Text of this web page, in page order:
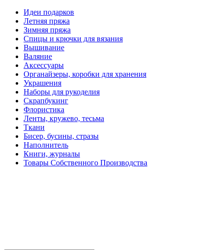
Идеи подарков
Летняя пряжа
Зимняя пряжа
Спицы и крючки для вязания
Вышивание
Валяние
Аксессуары
Органайзеры, коробки для хранения
Украшения
Наборы для рукоделия
Скрапбукинг
Флористика
Ленты, кружево, тесьма
Ткани
Бисер, бусины, стразы
Наполнитель
Книги, журналы
Товары Собственного Производства